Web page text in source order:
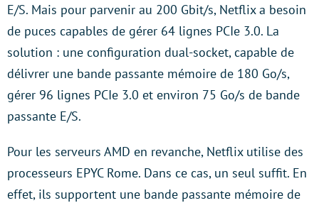
E/S. Mais pour parvenir au 200 Gbit/s, Netflix a besoin
de puces capables de gérer 64 lignes PCIe 3.0. La
solution : une configuration dual-socket, capable de
délivrer une bande passante mémoire de 180 Go/s,
gérer 96 lignes PCIe 3.0 et environ 75 Go/s de bande
passante E/S.
Pour les serveurs AMD en revanche, Netflix utilise des
processeurs EPYC Rome. Dans ce cas, un seul suffit. En
effet, ils supportent une bande passante mémoire de